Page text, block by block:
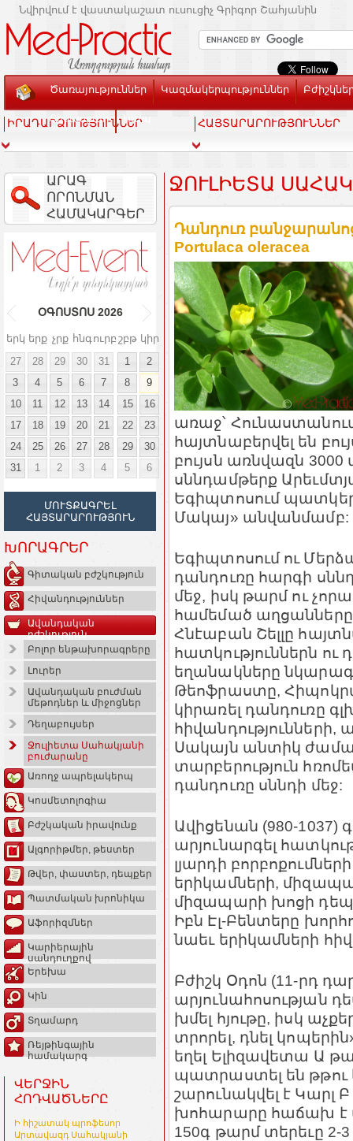
Նվիրվում է վաստակաշատ ուսուցիչ Գրիգոր Շահյանին
Ծառայություններ Կազմակերպություններ
Տեսասրահ Կապ
ԻՐԱԴԱՐՁՈՒԹՅՈՒՆՆԵՐ ՀԱՅՏԱՐԱՐՈՒԹՅՈՒՆՆԵՐ
ԱՐԱԳ
ՈՐՈՆՄԱՆ
ՀԱՄԱԿԱՐԳԵՐ
ՕԳՈՍՏՈՍ 2026
երկ երք չրք հնգուրբ շբթ կիր
27
28 29 30 31 1
2
3
4 5 6 7 8
9
10
11 12 13 14 15
16
17
18 19 20 21 22
23
24
25 26 27 28 29
30
31
1 2 3 4 5 6
ՄՈՒՏՔԱԳՐԵԼ
ՀԱՅՏԱՐԱՐՈՒԹՅՈՒՆ
ԽՈՐԱԳՐԵՐ
Գիտական բժշկություն
Հիվանդություններ
Ավանդական
բժշկություն
Բոլոր ենթախորագրերը
Լուրեր
Ավանդական բուժման
մեթոդներ և միջոցներ
Դեղաբույսեր
Ջուլիետա Սահակյանի
բուժարանը
Առողջ ապրելակերպ
Կոսմետոլոգիա
Բժշկական իրավունք
Ալգորիթմեր, թեստեր
Թվեր, փաստեր, դեպքեր
Պատմական խրոնիկա
Աֆորիզմներ
Կարիերային
սանդուղքով
Երեխա
Կին
Տղամարդ
Ռեյթինգային
համակարգ
ՎԵՐՋԻՆ
ՀՈԴՎԱԾՆԵՐԸ
Ի հիշատակ պրոֆեսոր
Արտավազդ Սահակյանի
ՋՈՒԼԻԵՏԱ
Դանդուռ
Portulaca oleracea
առաջ՝
հայտնաբերվել են
բույսն առնվազն
սննդամթերք
Եգիպտոսում
Մակայ» անվանմամբ:
Եգիպտոսում ու
դանդուռը հարգի
մեջ, իսկ թարմ ու
համեմած աղցանները
Հնէաբան Շելլը
հատկություններն
եղանակները
Թեոֆրաստը,
կիրառել դանդուռը
հիվանդությունների,
Սակայն անտիկ
տարբերություն
դանդուռը սննդի մեջ:
Ավիցենան (980-1037)
արյունարգել
լյարդի
երիկամների,
միզապարի խոցի
Իբն Էլ-Բենտերը
նաեւ երիկամների
Բժիշկ Օդոն (11-րդ
արյունահոսության
խմել հյութը, իսկ
տրորել, դնել
եղել Ելիզավետա Ա
պատրաստել են թթու
շարունակվել է Կարլ
խոհարարը հաճախ է
150գ թարմ տերեւը 2-